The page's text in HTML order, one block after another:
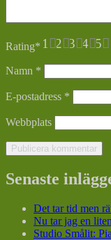
Rating* 5
4
3
2
1
Namn *
E-postadress *
Webbplats
Senaste
Det tar tid men
Nu tar jag en
Studio Smålit: